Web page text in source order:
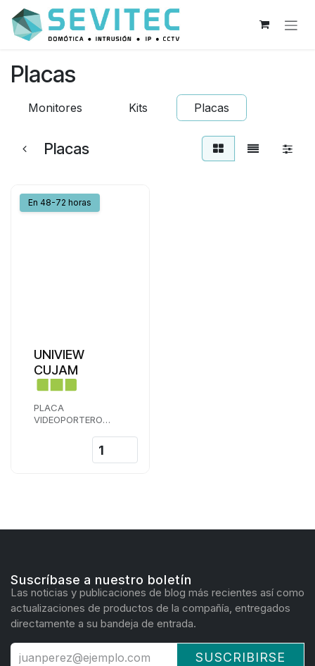
Ir al contenido
Placas
Monitores Kits Placas
Placas
En 48-72 horas
UNIVIEW
CUJAM
PLACA
VIDEOPORTERO
APARTAMENTO
Suscríbase a nuestro boletín
Las noticias y publicaciones de blog más recientes así como
actualizaciones de productos de la compañía, entregados
directamente a su bandeja de entrada.
SUSCRIBIRSE